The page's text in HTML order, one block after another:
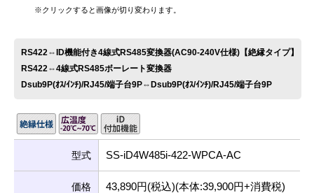
※クリックすると画像が切り変わります。
RS422⇔ID機能付き4線式RS485変換器(AC90-240V仕様)【絶縁タイプ】
RS422⇔4線式RS485ボーレート変換器
Dsub9P(ｵｽ/ｲﾝﾁ)/RJ45/端子台9P⇔Dsub9P(ｵｽ/ｲﾝﾁ)/RJ45/端子台9P
型式 SS-iD4W485i-422-WPCA-AC
価格 43,890円(税込)(本体:39,900円+消費税)